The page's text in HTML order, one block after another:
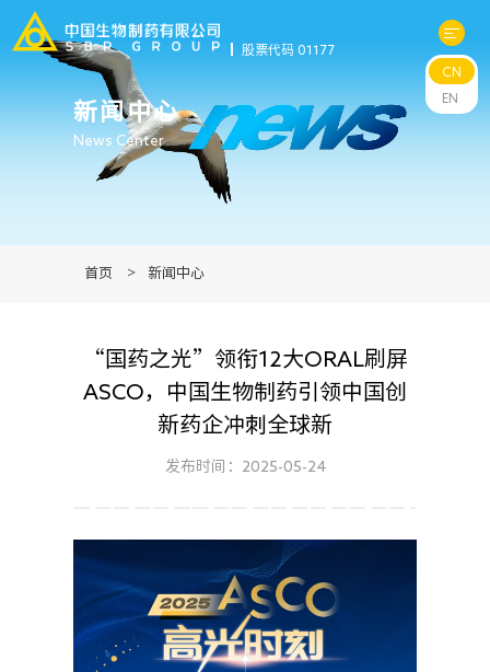
股票代码 01177
CN
EN
新闻中心
News Center
首页 > 新闻中心
“国药之光”领衔12大ORAL刷屏
ASCO，中国生物制药引领中国创
新药企冲刺全球新
发布时间：2025-05-24